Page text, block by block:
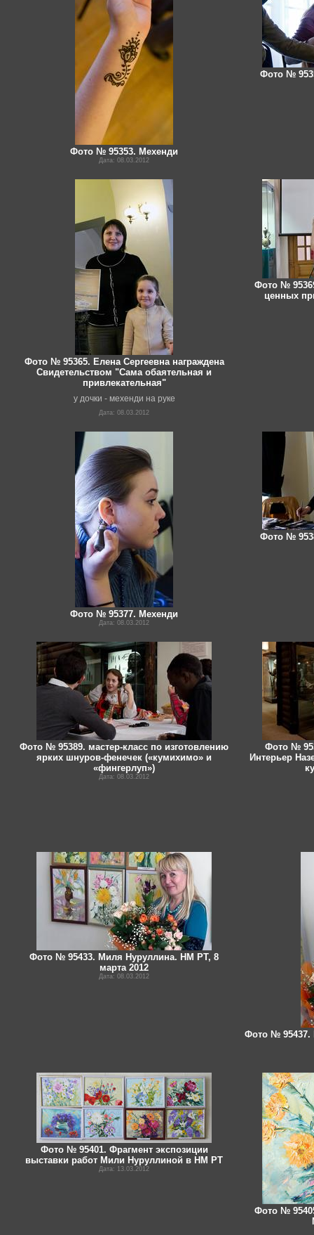
Фото № 95353. Мехенди
Дата: 08.03.2012
Фото №
Фото № 95365. Елена Сергеевна награждена
Свидетельством "Сама обаятельная и
привлекательная"
у дочки - мехенди на руке
Дата: 08.03.2012
Фото №
ценных
Фото № 95377. Мехенди
Дата: 08.03.2012
Фото №
Фото № 95389. мастер-класс по изготовлению
ярких шнуров-фенечек («кумихимо» и
«фингерлуп»)
Дата: 08.03.2012
Фото №
Интерьер
Фото № 95433. Миля Нуруллина. НМ РТ, 8
марта 2012
Дата: 08.03.2012
Фото № 95437.
Фото № 95401. Фрагмент экспозиции
выставки работ Мили Нуруллиной в НМ РТ
Дата: 13.03.2012
Фото №